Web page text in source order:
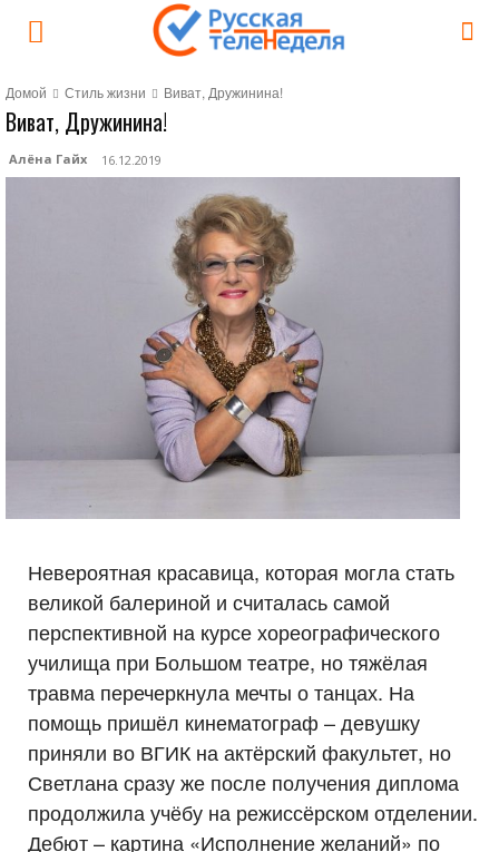
Домой Стиль жизни Виват, Дружинина!
Виват, Дружинина!
Алёна Гайх 16.12.2019
Невероятная красавица, которая могла стать
великой балериной и считалась самой
перспективной на курсе хореографического
училища при Большом театре, но тяжёлая
травма перечеркнула мечты о танцах. На
помощь пришёл кинематограф – девушку
приняли во ВГИК на актёрский факультет, но
Светлана сразу же после получения диплома
продолжила учёбу на режиссёрском отделении.
Дебют – картина «Исполнение желаний» по